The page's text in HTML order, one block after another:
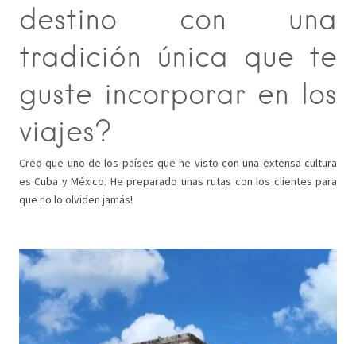
destino con una
tradición única que te
guste incorporar en los
viajes?
Creo que uno de los países que he visto con una extensa cultura
es Cuba y México. He preparado unas rutas con los clientes para
que no lo olviden jamás!